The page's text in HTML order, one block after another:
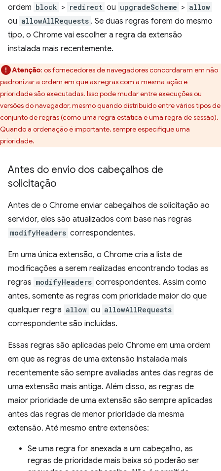
ordem block > redirect ou upgradeScheme > allow
ou allowAllRequests . Se duas regras forem do mesmo
tipo, o Chrome vai escolher a regra da extensão
instalada mais recentemente.
Atenção: os fornecedores de navegadores concordaram em não
padronizar a ordem em que as regras com a mesma ação e
prioridade são executadas. Isso pode mudar entre execuções ou
versões do navegador, mesmo quando distribuído entre vários tipos de
conjunto de regras (como uma regra estática e uma regra de sessão).
Quando a ordenação é importante, sempre especifique uma
prioridade.
Antes do envio dos cabeçalhos de
solicitação
Antes de o Chrome enviar cabeçalhos de solicitação ao
servidor, eles são atualizados com base nas regras
modifyHeaders correspondentes.
Em uma única extensão, o Chrome cria a lista de
modificações a serem realizadas encontrando todas as
regras modifyHeaders correspondentes. Assim como
antes, somente as regras com prioridade maior do que
qualquer regra allow ou allowAllRequests
correspondente são incluídas.
Essas regras são aplicadas pelo Chrome em uma ordem
em que as regras de uma extensão instalada mais
recentemente são sempre avaliadas antes das regras de
uma extensão mais antiga. Além disso, as regras de
maior prioridade de uma extensão são sempre aplicadas
antes das regras de menor prioridade da mesma
extensão. Até mesmo entre extensões:
Se uma regra for anexada a um cabeçalho, as
regras de prioridade mais baixa só poderão ser